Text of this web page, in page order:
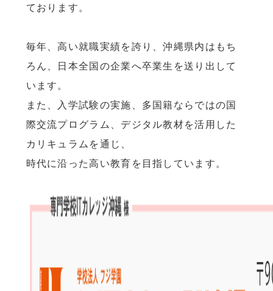
ております。
毎年、高い就職実績を誇り、沖縄県内はもち
ろん、日本全国の企業へ卒業生を送り出して
います。
また、入学試験の実施、多国籍ならではの国
際交流プログラム、デジタル教材を活用した
カリキュラムを通じ、
時代に沿った高い教育を目指しています。